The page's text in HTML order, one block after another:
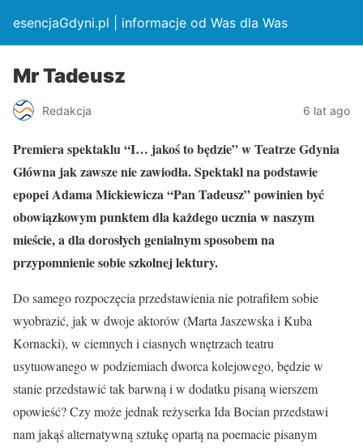
esencjaGdyni.pl | informacje od Was dla Was
Mr Tadeusz
Redakcja 6 lat ago
Premiera spektaklu “I… jakoś to będzie” w Teatrze Gdynia
Główna jak zawsze nie zawiodła. Spektakl na podstawie
epopei Adama Mickiewicza “Pan Tadeusz” powinien być
obowiązkowym punktem dla każdego ucznia w naszym
mieście, a dla dorosłych genialnym sposobem na
przypomnienie sobie szkolnej lektury.
Do samego rozpoczęcia przedstawienia nie potrafiłem sobie
wyobrazić, jak w dwoje aktorów (Marta Jaszewska i Kuba
Kornacki), w ciemnych i ciasnych wnętrzach teatru
usytuowanego w podziemiach dworca kolejowego, będzie w
stanie przedstawić tak barwną i w dodatku pisaną wierszem
opowieść? Czy może jednak reżyserka Ida Bocian przedstawi
nam jakąś alternatywną sztukę opartą na poemacie pisanym